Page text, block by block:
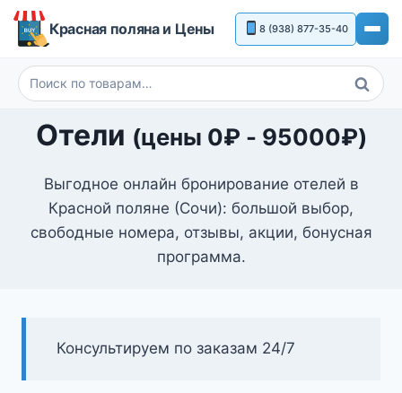
Перейти
Красная поляна и Цены 8 (938) 877-35-40
Искать:
Поиск
Отели (цены 0₽ - 95000₽)
Выгодное онлайн бронирование отелей в
Красной поляне (Сочи): большой выбор,
свободные номера, отзывы, акции, бонусная
программа.
Консультируем по заказам 24/7